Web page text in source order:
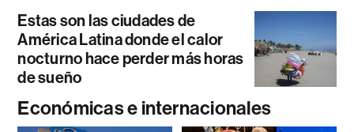
Estas son las ciudades de
América Latina donde el calor
nocturno hace perder más horas
de sueño
Económicas e internacionales